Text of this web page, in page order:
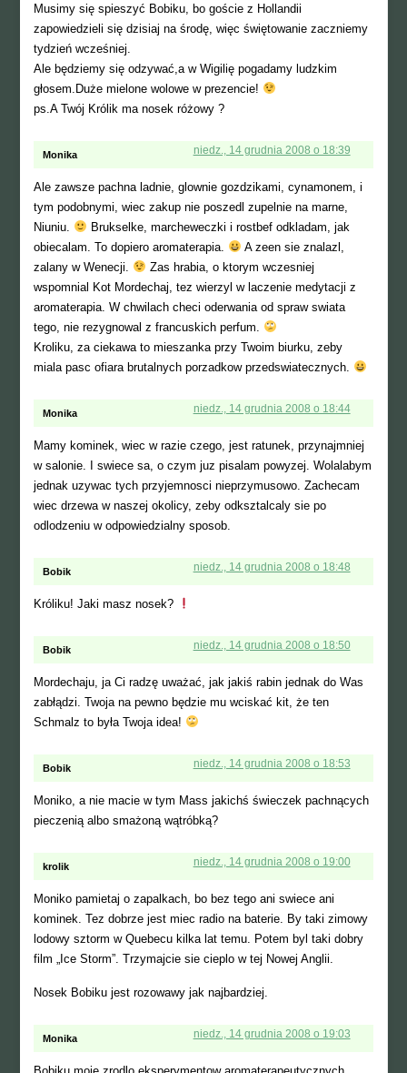
Musimy się spieszyć Bobiku, bo goście z Hollandii
zapowiedzieli się dzisiaj na środę, więc świętowanie zaczniemy
tydzień wcześniej.
Ale będziemy się odzywać,a w Wigilię pogadamy ludzkim
głosem.Duże mielone wolowe w prezencie!
ps.A Twój Królik ma nosek różowy ?
Monika niedz., 14 grudnia 2008 o 18:39
Ale zawsze pachna ladnie, glownie gozdzikami, cynamonem, i
tym podobnymi, wiec zakup nie poszedl zupelnie na marne,
Niuniu.
Brukselke, marcheweczki i rostbef odkladam, jak
obiecalam. To dopiero aromaterapia.
A zeen sie znalazl,
zalany w Wenecji.
Zas hrabia, o ktorym wczesniej
wspomnial Kot Mordechaj, tez wierzyl w laczenie medytacji z
aromaterapia. W chwilach checi oderwania od spraw swiata
tego, nie rezygnowal z francuskich perfum.
Kroliku, za ciekawa to mieszanka przy Twoim biurku, zeby
miala pasc ofiara brutalnych porzadkow przedswiatecznych.
Monika niedz., 14 grudnia 2008 o 18:44
Mamy kominek, wiec w razie czego, jest ratunek, przynajmniej
w salonie. I swiece sa, o czym juz pisalam powyzej. Wolalabym
jednak uzywac tych przyjemnosci nieprzymusowo. Zachecam
wiec drzewa w naszej okolicy, zeby odksztalcaly sie po
odlodzeniu w odpowiedzialny sposob.
Bobik niedz., 14 grudnia 2008 o 18:48
Króliku! Jaki masz nosek?
Bobik niedz., 14 grudnia 2008 o 18:50
Mordechaju, ja Ci radzę uważać, jak jakiś rabin jednak do Was
zabłądzi. Twoja na pewno będzie mu wciskać kit, że ten
Schmalz to była Twoja idea!
Bobik niedz., 14 grudnia 2008 o 18:53
Moniko, a nie macie w tym Mass jakichś świeczek pachnących
pieczenią albo smażoną wątróbką?
krolik niedz., 14 grudnia 2008 o 19:00
Moniko pamietaj o zapalkach, bo bez tego ani swiece ani
kominek. Tez dobrze jest miec radio na baterie. By taki zimowy
lodowy sztorm w Quebecu kilka lat temu. Potem byl taki dobry
film „Ice Storm”. Trzymajcie sie cieplo w tej Nowej Anglii.
Nosek Bobiku jest rozowawy jak najbardziej.
Monika niedz., 14 grudnia 2008 o 19:03